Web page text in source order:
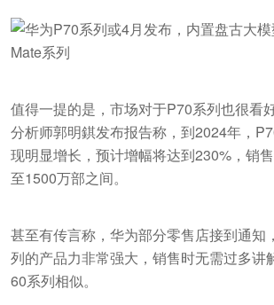
值得一提的是，市场对于P70系列也很看
分析师郭明錤发布报告称，到2024年，
现明显增长，预计增幅将达到230%，销
至1500万部之间。
甚至有传言称，华为部分零售店接到通知
列的产品力非常强大，销售时无需过多讲
60系列相似。